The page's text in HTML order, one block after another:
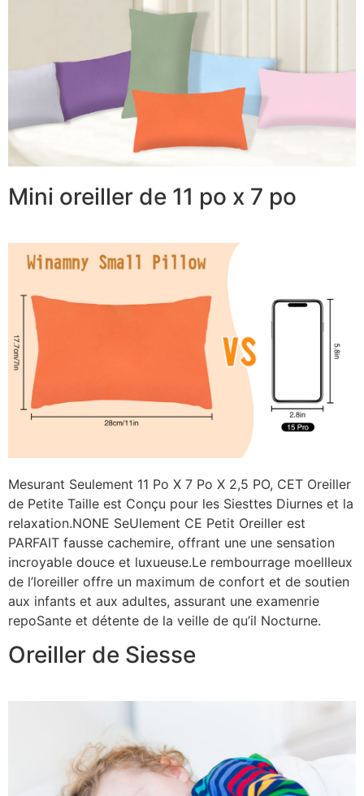
Mini oreiller de 11 po x 7 po
Mesurant Seulement 11 Po X 7 Po X 2,5 PO, CET Oreiller
de Petite Taille est Conçu pour les Siesttes Diurnes et la
relaxation.NONE SeUlement CE Petit Oreiller est
PARFAIT fausse cachemire, offrant une une sensation
incroyable douce et luxueuse.Le rembourrage moellleux
de l’loreiller offre un maximum de confort et de soutien
aux infants et aux adultes, assurant une examenrie
repoSante et détente de la veille de qu’il Nocturne.
Oreiller de Siesse